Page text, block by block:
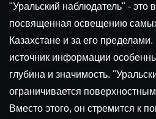
"Уральский наблюдатель" - это
посвященная освещению
Казахстане и за его пределами.
источник информации
глубина и значимость.
ограничивается
Вместо этого, он стремится к